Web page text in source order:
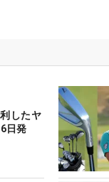
したヤ
日発